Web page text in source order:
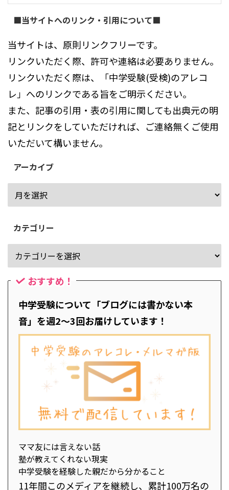
■当サイトへのリンク・引用について■
当サイトは、原則リンクフリーです。
リンクいただく際、許可や連絡は必要ありません。
リンクいただく際は、「中学受験(受検)のアレコ
レ」へのリンクである旨をご明示ください。
また、記事の引用・表の引用に関しても出典元の明
記とリンクをしていただければ、ご連絡無くご使用
いただいて構いません。
アーカイブ
カテゴリー
おすすめ！
中学受験について「ブログには書かない本
音」を週2～3回お届けしています！
ママ友には言えない話
塾が教えてくれない現実
中学受験を経験した親だから分かること
11年間このメディアを継続し、累計100万名の